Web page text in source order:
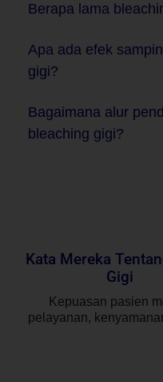
Berapa lama
Apa ada efek
gigi?
Bagaimana alur
bleaching gigi?
Kata Mereka
Gigi
Kepuasan pasien
pelayanan,